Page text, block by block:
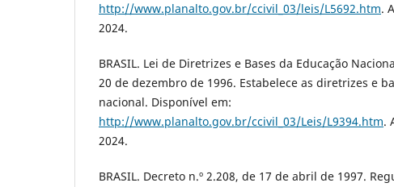
http://www.planalto.gov.br/ccivil_03/leis/L5692.htm.
2024.
BRASIL. Lei de Diretrizes e Bases da Educação
20 de dezembro de 1996. Estabelece as diretrizes e
nacional. Disponível em:
http://www.planalto.gov.br/ccivil_03/Leis/L9394.htm.
2024.
BRASIL. Decreto n.º 2.208, de 17 de abril de 1997.